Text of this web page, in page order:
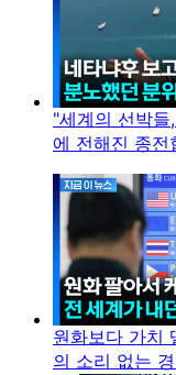
"세계의 선박
에 전해진 종전
원화보다 가치
의 소리 없는